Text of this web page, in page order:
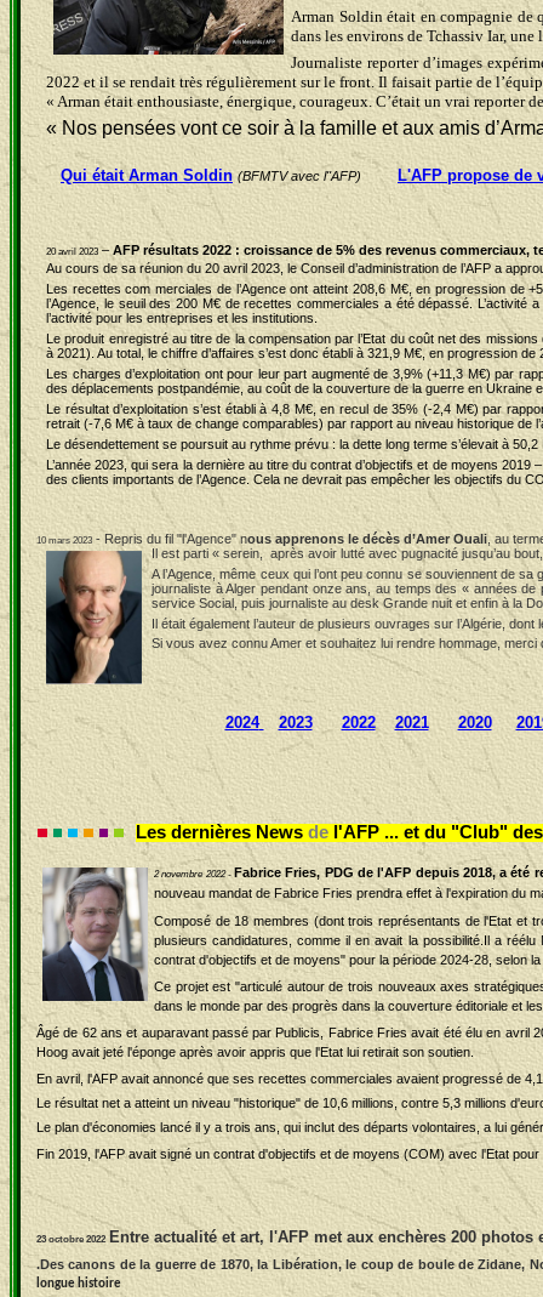
Arman Soldin était en compagnie de
dans les environs de Tchassiv Iar,
Journaliste reporter d’images
2022 et il se rendait très régulièrement sur le front. Il faisait partie de
« Arman était enthousiaste, énergique, courageux. C’était un vrai reporter
« Nos pensées vont ce soir à la famille et aux amis
Qui était Arman Soldin (BFMTV avec l''AFP) L'AFP propose de
20 avril 2023– AFP résultats 2022 : croissance de 5% des revenus commerciaux,
Au cours de sa réunion du 20 avril 2023, le Conseil d’administration de l’AFP a
Les recettes com merciales de l’Agence ont atteint 208,6 M€, en progression de
l’Agence, le seuil des 200 M€ de recettes commerciales a été dépassé. L’activité
l’activité pour les entreprises et les institutions.
Le produit enregistré au titre de la compensation par l’Etat du coût net des
à 2021). Au total, le chiffre d’affaires s’est donc établi à 321,9 M€, en progression
Les charges d’exploitation ont pour leur part augmenté de 3,9% (+11,3 M€) par
des déplacements postpandémie, au coût de la couverture de la guerre en Ukraine
Le résultat d’exploitation s’est établi à 4,8 M€, en recul de 35% (-2,4 M€) par
retrait (-7,6 M€ à taux de change comparables) par rapport au niveau historique de
Le désendettement se poursuit au rythme prévu : la dette long terme s’élevait à
L’année 2023, qui sera la dernière au titre du contrat d’objectifs et de moyens
des clients importants de l’Agence. Cela ne devrait pas empêcher les objectifs du
10mars 2023 - Repris du fil "l'Agence" nous apprenons le décès d’Amer Ouali , au
Il est parti « serein, après avoir lutté avec pugnacité jusqu’au
A l’Agence, même ceux qui l’ont peu connu se souviennent de
journaliste à Alger pendant onze ans, au temps des « années
service Social, puis journaliste au desk Grande nuit et enfin à la
Il était également l’auteur de plusieurs ouvrages sur l’Algérie, dont
Si vous avez connu Amer et souhaitez lui rendre hommage,
2024 2023 2022 2021 2020
Les dernières News de l'AFP ... et du "Club"
2 novembre 2022 - Fabrice Fries, PDG de l'AFP depuis 2018, a
nouveau mandat de Fabrice Fries prendra effet à l'expiration du
Composé de 18 membres (dont trois représentants de l'Etat et
plusieurs candidatures, comme il en avait la possibilité.Il a
contrat d'objectifs et de moyens" pour la période 2024-28, selon
Ce projet est "articulé autour de trois nouveaux axes
dans le monde par des progrès dans la couverture éditoriale et
Âgé de 62 ans et auparavant passé par Publicis, Fabrice Fries avait été élu en avril
Hoog avait jeté l'éponge après avoir appris que l'Etat lui retirait son soutien.
En avril, l'AFP avait annoncé que ses recettes commerciales avaient progressé de
Le résultat net a atteint un niveau "historique" de 10,6 millions, contre 5,3 millions
Le plan d'économies lancé il y a trois ans, qui inclut des départs volontaires, a lui
Fin 2019, l'AFP avait signé un contrat d'objectifs et de moyens (COM) avec l'Etat
23 octobre 2022 Entre actualité et art, l'AFP met aux enchères 200 photos
.Des canons de la guerre de 1870, la Libération, le coup de boule de Zidane,
longue histoire